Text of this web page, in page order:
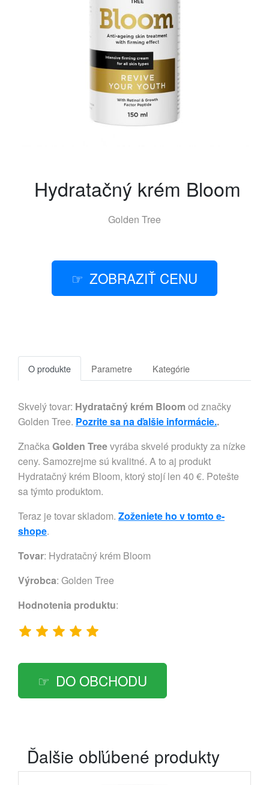
Hydratačný krém Bloom
Golden Tree
ZOBRAZIŤ CENU
O produkte Parametre Kategórie
Skvelý tovar: Hydratačný krém Bloom od značky
Golden Tree. Pozrite sa na ďalšie informácie..
ZnačkaGolden Treevyrába skvelé produkty za nízke
ceny. Samozrejme sú kvalitné. A to aj produkt
Hydratačný krém Bloom, ktorý stojí len 40 €. Potešte
sa týmto produktom.
Teraz je tovar skladom. Zoženiete ho v tomto e-
shope.
Tovar: Hydratačný krém Bloom
Výrobca: Golden Tree
Hodnotenia produktu:
DO OBCHODU
Ďalšie obľúbené produkty